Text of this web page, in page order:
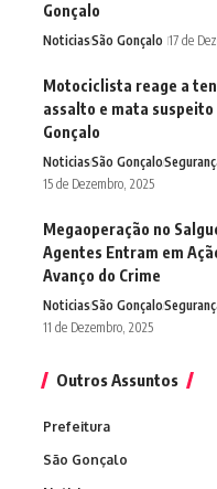
Gonçalo
NoticiasSão Gonçalo 17 de
Motociclista reage a
assalto e mata suspeito
Gonçalo
NoticiasSão Gonçalo
15 de Dezembro, 2025
Megaoperação no
Agentes Entram em
Avanço do Crime
NoticiasSão Gonçalo
11 de Dezembro, 2025
Outros Assuntos
Prefeitura
São Gonçalo